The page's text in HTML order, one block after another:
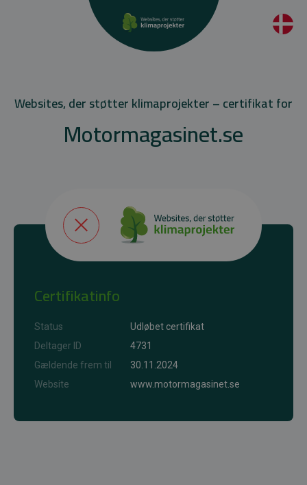
Websites, der støtter klimaprojekter – certifikat for
Motormagasinet.se
Certifikatinfo
Status
Udløbet certifikat
Deltager ID
4731
Gældende frem til
30.11.2024
Website
www.motormagasinet.se